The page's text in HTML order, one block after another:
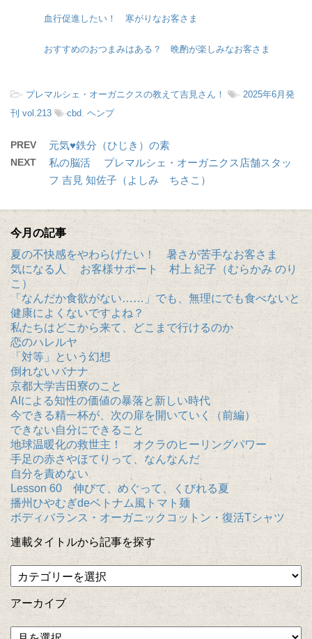
血行促進したい！ 寒がりなお客さま
おすすめのおつまみはある？ 晩酌が楽しみなお客さま
- プレマルシェ・オーガニクスの教えて吉見さん！ - 2025年6月発
刊 vol.213
-cbd, ヘンプ
PREV 元気♥鉄分（ひじき）の素
NEXT
私の脳活 プレマルシェ・オーガニクス店舗スタッ
フ 吉見 知佐子（よしみ ちさこ）
今月の記事
夏の不快感をやわらげたい！ 暑さが苦手なお客さま
気になる人 お客様サポート 村上 紀子（むらかみ のり
こ）
「なんだか食欲がない……」でも、無理にでも食べないと
健康によくないですよね？
私たちはどこから来て、どこまで行けるのか
恋のハレルヤ
「対等」という幻想
倒れないバナナ
京都大学吉田寮のこと
AIによる知性の価値の暴落と新しい時代
今できる精一杯が、次の扉を開いていく（前編）
できない自分にできること
地球温暖化の救世主！ オクラのヒーリングパワー
手足の赤さやほてりって、なんなんだ
自分を責めない
Lesson 60 伸びて、めぐって、くびれる夏
播州ひやむぎdeベトナム風トマト麺
ボディバランス・オーガニックコットン・復活Tシャツ
連載タイトルから記事を探す
アーカイブ